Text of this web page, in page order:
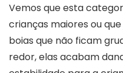
Vemos que esta
crianças maiores ou
boias que não ficam
redor, elas acabam